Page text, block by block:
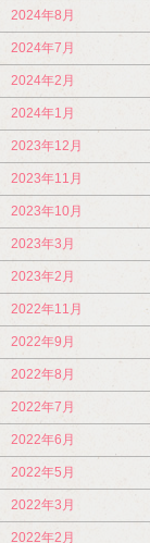
2024年8月
2024年7月
2024年2月
2024年1月
2023年12月
2023年11月
2023年10月
2023年3月
2023年2月
2022年11月
2022年9月
2022年8月
2022年7月
2022年6月
2022年5月
2022年3月
2022年2月